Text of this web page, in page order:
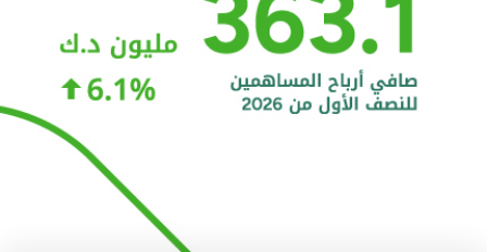
خدمة "بيتك" للتداول الإلكتروني
البطاقات
"برامج العملاء"